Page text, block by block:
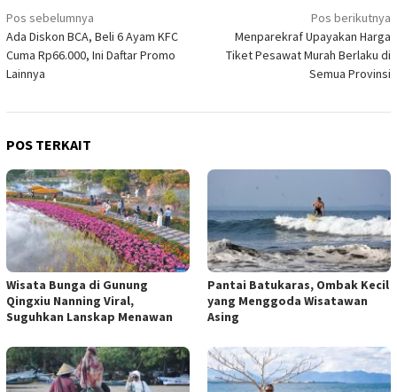
Navigasi
pos
Pos sebelumnya
Ada Diskon BCA, Beli 6 Ayam KFC
Cuma Rp66.000, Ini Daftar Promo
Lainnya
Pos berikutnya
Menparekraf Upayakan Harga
Tiket Pesawat Murah Berlaku di
Semua Provinsi
POS TERKAIT
Wisata Bunga di Gunung
Qingxiu Nanning Viral,
Suguhkan Lanskap Menawan
Pantai Batukaras, Ombak Kecil
yang Menggoda Wisatawan
Asing